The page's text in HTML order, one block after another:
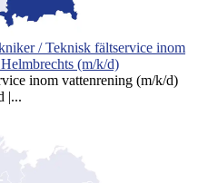
/ Teknisk fältservice inom
(m/k/d)
inom vattenrening (m/k/d)
|...